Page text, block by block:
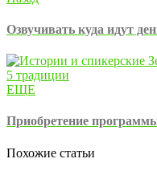
Озвучивать куда идут
ЕЩЕ
Приобретение
Похожие статьи